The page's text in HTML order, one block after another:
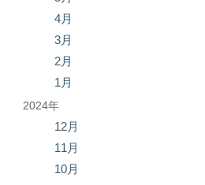
4月
3月
2月
1月
2024年
12月
11月
10月